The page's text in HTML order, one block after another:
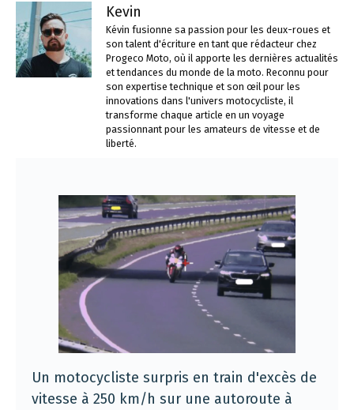
Kevin
Kévin fusionne sa passion pour les deux-roues et
son talent d'écriture en tant que rédacteur chez
Progeco Moto, où il apporte les dernières actualités
et tendances du monde de la moto. Reconnu pour
son expertise technique et son œil pour les
innovations dans l'univers motocycliste, il
transforme chaque article en un voyage
passionnant pour les amateurs de vitesse et de
liberté.
Un motocycliste surpris en train d'excès de
vitesse à 250 km/h sur une autoroute à